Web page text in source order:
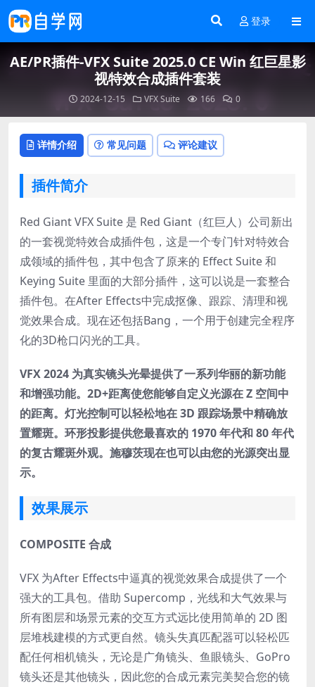
登录
AE/PR插件-VFX Suite 2025.0 CE Win 红巨星影
视特效合成插件套装
2024-12-15 VFX Suite 166 0
详情介绍 常见问题 评论建议
插件简介
Red Giant VFX Suite 是 Red Giant（红巨人）公司新出
的一套视觉特效合成插件包，这是一个专门针对特效合
成领域的插件包，其中包含了原来的 Effect Suite 和
Keying Suite 里面的大部分插件，这可以说是一套整合
插件包。在After Effects中完成抠像、跟踪、清理和视
觉效果合成。现在还包括Bang，一个用于创建完全程序
化的3D枪口闪光的工具。
VFX 2024 为真实镜头光晕提供了一系列华丽的新功能
和增强功能。2D+距离使您能够自定义光源在 Z 空间中
的距离。灯光控制可以轻松地在 3D 跟踪场景中精确放
置耀斑。环形投影提供您最喜欢的 1970 年代和 80 年代
的复古耀斑外观。施穆茨现在也可以由您的光源突出显
示。
效果展示
COMPOSITE 合成
VFX 为After Effects中逼真的视觉效果合成提供了一个
强大的工具包。借助 Supercomp，光线和大气效果与
所有图层和场景元素的交互方式远比使用简单的 2D 图
层堆栈建模的方式更自然。镜头失真匹配器可以轻松匹
配任何相机镜头，无论是广角镜头、鱼眼镜头、GoPro
镜头还是其他镜头，因此您的合成元素完美契合您的镜